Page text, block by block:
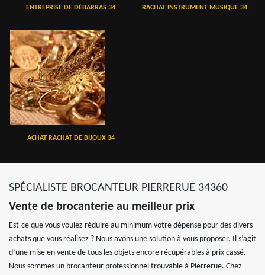
ENTREPRISE DE DÉBARRAS 34 RACHAT INSTRUMENT MUSIQUE 34
ACHAT RACHAT DE BIJOUX 34
SPÉCIALISTE BROCANTEUR PIERRERUE 34360
Vente de brocanterie au meilleur prix
Est-ce que vous voulez réduire au minimum votre dépense pour des divers
achats que vous réalisez ? Nous avons une solution à vous proposer. Il s’agit
d’une mise en vente de tous les objets encore récupérables à prix cassé.
Nous sommes un brocanteur professionnel trouvable à Pierrerue. Chez